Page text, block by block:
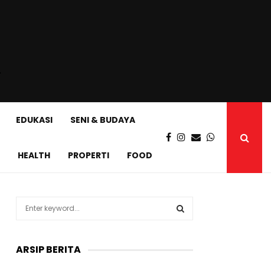
EDUKASI SENI & BUDAYA
HEALTH PROPERTI FOOD
c
ARSIP BERITA